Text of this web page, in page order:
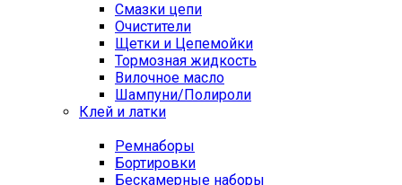
Смазки цепи
Очистители
Щетки и Цепемойки
Тормозная жидкость
Вилочное масло
Шампуни/Полироли
Клей и латки
Ремнаборы
Бортировки
Бескамерные наборы